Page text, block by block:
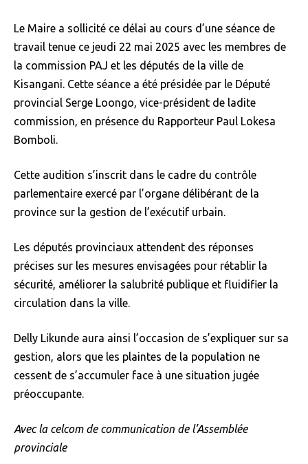
Le Maire a sollicité ce délai au cours d’une séance de
travail tenue ce jeudi 22 mai 2025 avec les membres de
la commission PAJ et les députés de la ville de
Kisangani. Cette séance a été présidée par le Député
provincial Serge Loongo, vice-président de ladite
commission, en présence du Rapporteur Paul Lokesa
Bomboli.
Cette audition s’inscrit dans le cadre du contrôle
parlementaire exercé par l’organe délibérant de la
province sur la gestion de l’exécutif urbain.
Les députés provinciaux attendent des réponses
précises sur les mesures envisagées pour rétablir la
sécurité, améliorer la salubrité publique et fluidifier la
circulation dans la ville.
Delly Likunde aura ainsi l’occasion de s’expliquer sur sa
gestion, alors que les plaintes de la population ne
cessent de s’accumuler face à une situation jugée
préoccupante.
Avec la celcom de communication de l’Assemblée
provinciale